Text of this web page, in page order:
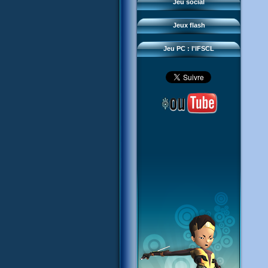
Jeu social
Jeux flash
Sector 2 Escape
Jeu PC : l'IFSCL
Téléchargements
Réseau IFSCL